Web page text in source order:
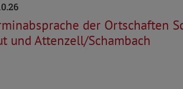
der Ortschaften
und Attenzell/Schambach